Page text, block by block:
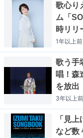
歌心り
ム「
時リリ
1年以上前
歌う手
唱！森
を放出
3年以上前
「見
など数